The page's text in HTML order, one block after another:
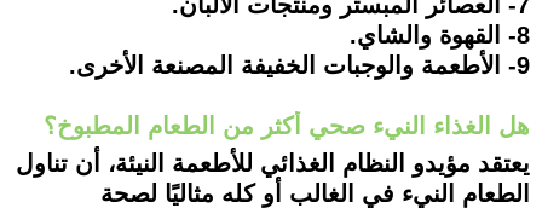
8- القهوة والشاي.
9- الأطعمة والوجبات الخفيفة المصنعة الأخرى.
هل الغذاء النيء صحي أكثر من الطعام المطبوخ؟
يعتقد مؤيدو النظام الغذائي للأطعمة النيئة، أن تناول
الطعام النيء في الغالب أو كله مثاليًا لصحة